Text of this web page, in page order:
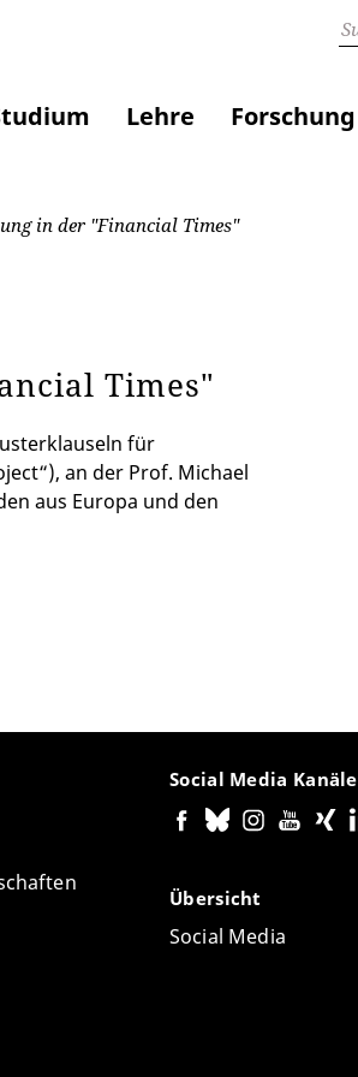
Lehre Forschung
in der "Financial Times"
Times"
für
an der Prof. Michael
aus Europa und den
Social Media Kanäle
Übersicht
Social Media